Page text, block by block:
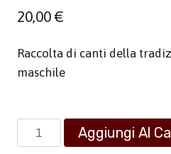
20,00€
Raccolta di canti della
maschile
L'anima
del
Aggiungi Al